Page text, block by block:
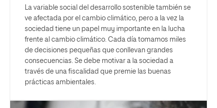
La variable social del desarrollo sostenible también se
ve afectada por el cambio climático, pero a la vez la
sociedad tiene un papel muy importante en la lucha
frente al cambio climático. Cada día tomamos miles
de decisiones pequeñas que conllevan grandes
consecuencias. Se debe motivar a la sociedad a
través de una fiscalidad que premie las buenas
prácticas ambientales.